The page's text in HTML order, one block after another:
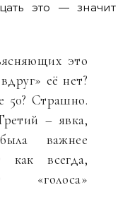
это — значит
это
её нет?
50? Страшно.
– явка,
важнее
как всегда,
«голоса»